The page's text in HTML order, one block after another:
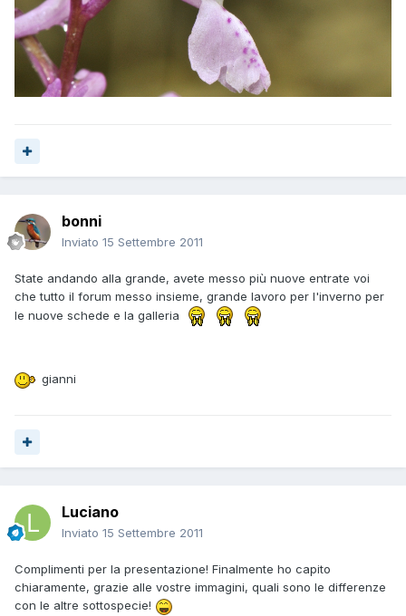
bonni
Inviato 15 Settembre 2011
State andando alla grande, avete messo più nuove entrate voi
che tutto il forum messo insieme, grande lavoro per l'inverno per
le nuove schede e la galleria
gianni
Luciano
Inviato 15 Settembre 2011
Complimenti per la presentazione! Finalmente ho capito
chiaramente, grazie alle vostre immagini, quali sono le differenze
con le altre sottospecie!